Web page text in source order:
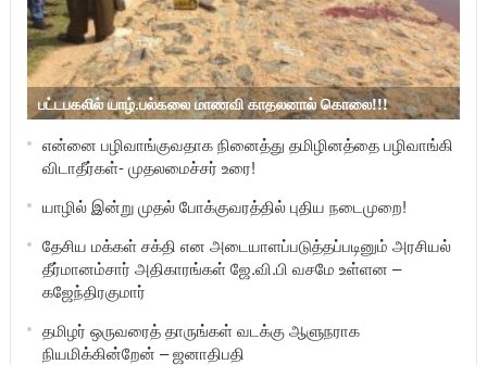
பட்டபகலில் யாழ்.பல்கலை மாணவி காதலனால் கொலை!!!
என்னை பழிவாங்குவதாக நினைத்து தமிழினத்தை பழிவாங்கி
விடாதீர்கள்- முதலமைச்சர் உரை!
யாழில் இன்று முதல் போக்குவரத்தில் புதிய நடைமுறை!
தேசிய மக்கள் சக்தி என அடையாளப்படுத்தப்படினும் அரசியல்
தீர்மானம்சார் அதிகாரங்கள் ஜே.வி.பி வசமே உள்ளன –
கஜேந்திரகுமார்
தமிழர் ஒருவரைத் தாருங்கள் வடக்கு ஆளுநராக
நியமிக்கின்றேன் – ஜனாதிபதி